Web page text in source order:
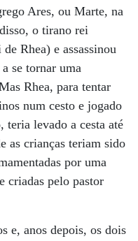
Ares, ou Marte, na
o tirano rei
Rhea) e assassinou
se tornar uma
Rhea, para tentar
num cesto e jogado
teria levado a cesta até
as crianças teriam sido
por uma
criadas pelo pastor
e, anos depois, os dois